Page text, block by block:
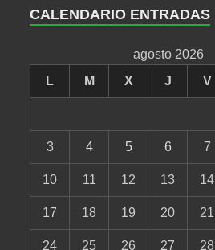
CALENDARIO ENTRADAS
agosto 2026
L
M X J V
3 4 5 6 7
10 11 12 13 14
17 18 19 20 21
24 25 26 27 28